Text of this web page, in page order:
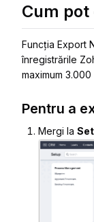
Cum
Funcția Export
înregistrările
maximum
Pentru a
Mergi la